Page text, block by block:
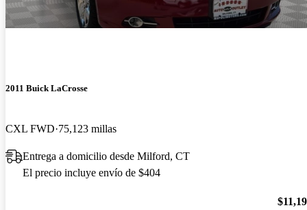
2011 Buick LaCrosse
CXL FWD 75,123 millas
Entrega a domicilio desde Milford, CT
El precio incluye envío de $404